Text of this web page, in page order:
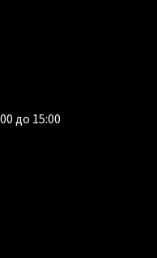
до 15:00